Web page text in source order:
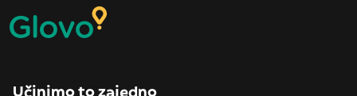
Učinimo to zajedno